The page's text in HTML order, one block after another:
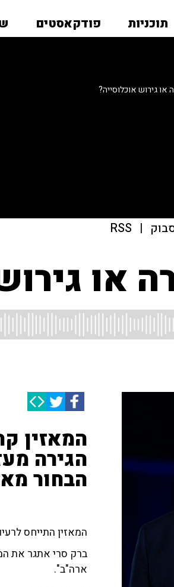
תוכניות פודקאסטים
או גירוש אוכלוסייה?
|
RSS
או
המאזין
הגירה
הבחור
המאזין התייחס
ברק סרי אתגר את
ארה"ב".